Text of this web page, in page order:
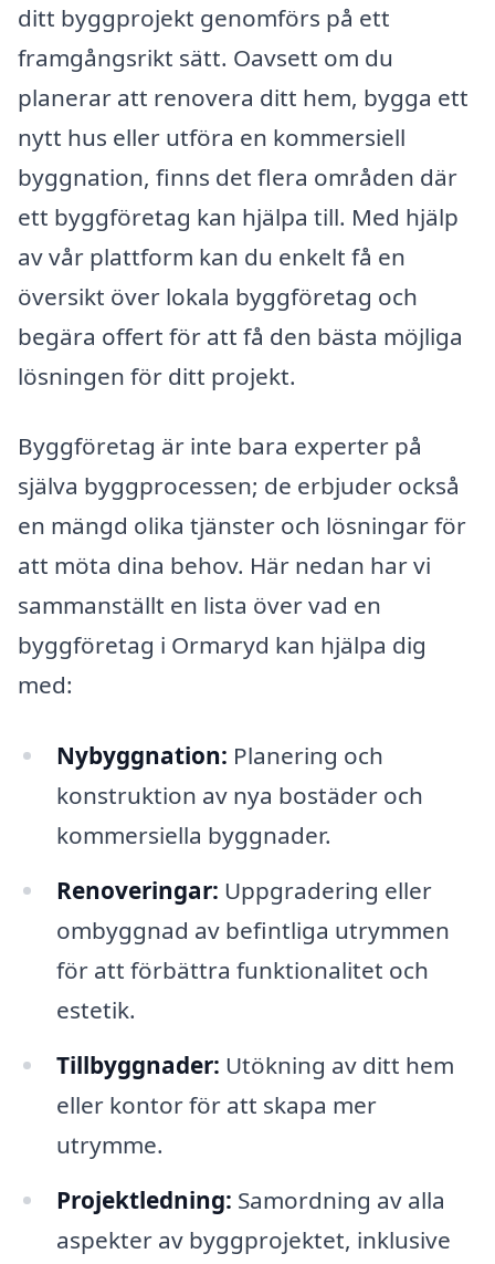
ditt byggprojekt genomförs på ett
framgångsrikt sätt. Oavsett om du
planerar att renovera ditt hem, bygga ett
nytt hus eller utföra en kommersiell
byggnation, finns det flera områden där
ett byggföretag kan hjälpa till. Med hjälp
av vår plattform kan du enkelt få en
översikt över lokala byggföretag och
begära offert för att få den bästa möjliga
lösningen för ditt projekt.
Byggföretag är inte bara experter på
själva byggprocessen; de erbjuder också
en mängd olika tjänster och lösningar för
att möta dina behov. Här nedan har vi
sammanställt en lista över vad en
byggföretag i Ormaryd kan hjälpa dig
med:
Nybyggnation: Planering och
konstruktion av nya bostäder och
kommersiella byggnader.
Renoveringar: Uppgradering eller
ombyggnad av befintliga utrymmen
för att förbättra funktionalitet och
estetik.
Tillbyggnader: Utökning av ditt hem
eller kontor för att skapa mer
utrymme.
Projektledning: Samordning av alla
aspekter av byggprojektet, inklusive